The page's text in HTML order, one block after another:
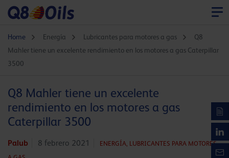
Home Energía Lubricantes para motores a gas
Q8
Mahler tiene un excelente rendimiento en los motores a gas Caterpillar
3500
Q8 Mahler tiene un excelente
rendimiento en los motores a gas
Caterpillar 3500
Palub 8 febrero 2021 ENERGÍA, LUBRICANTES PARA MOTORES